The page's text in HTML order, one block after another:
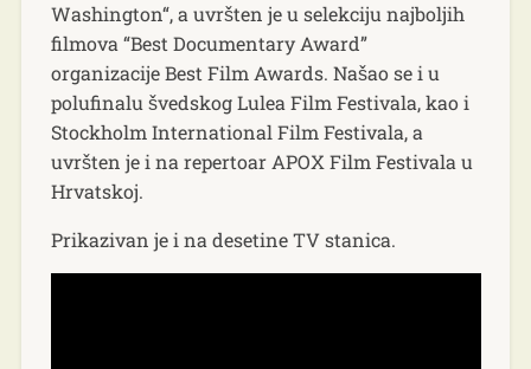
Washington“, a uvršten je u selekciju najboljih
filmova “Best Documentary Award”
organizacije Best Film Awards. Našao se i u
polufinalu švedskog Lulea Film Festivala, kao i
Stockholm International Film Festivala, a
uvršten je i na repertoar APOX Film Festivala u
Hrvatskoj.
Prikazivan je i na desetine TV stanica.